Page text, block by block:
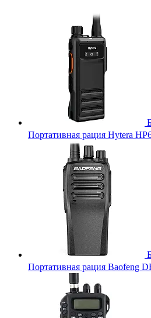
Портативная рация Hytera
Портативная рация Baofeng